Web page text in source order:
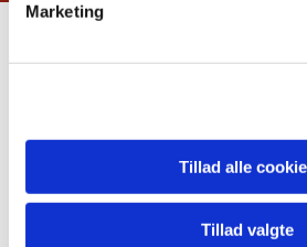
Marketing
Tillad alle
Tillad valgte